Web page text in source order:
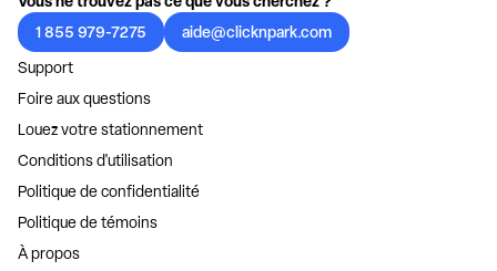
1 855 979-7275
aide@clicknpark.com
Support
Foire aux questions
Louez votre stationnement
Conditions d'utilisation
Politique de confidentialité
Politique de témoins
À propos